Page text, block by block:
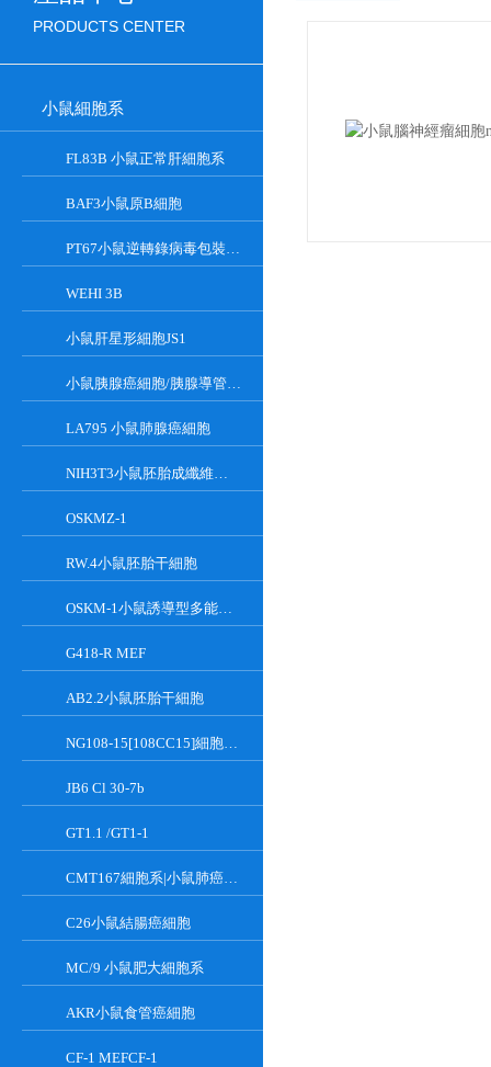
PRODUCTS CENTER
小鼠細胞系
FL83B 小鼠正常肝細胞系
BAF3小鼠原B細胞
PT67小鼠逆轉錄病毒包裝細胞
WEHI 3B
小鼠肝星形細胞JS1
小鼠胰腺癌細胞/胰腺導管癌PAN02
LA795 小鼠肺腺癌細胞
NIH3T3小鼠胚胎成纖維細胞
OSKMZ-1
RW.4小鼠胚胎干細胞
OSKM-1小鼠誘導型多能干細胞
G418-R MEF
AB2.2小鼠胚胎干細胞
NG108-15[108CC15]細胞系|小鼠神經母瘤與大鼠膠質瘤之融合細胞
JB6 Cl 30-7b
GT1.1 /GT1-1
CMT167細胞系|小鼠肺癌細胞
C26小鼠結腸癌細胞
MC/9 小鼠肥大細胞系
AKR小鼠食管癌細胞
CF-1 MEFCF-1